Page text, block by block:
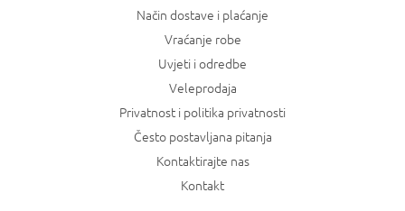
Način dostave i plaćanje
Vraćanje robe
Uvjeti i odredbe
Veleprodaja
Privatnost i politika privatnosti
Često postavljana pitanja
Kontaktirajte nas
Kontakt